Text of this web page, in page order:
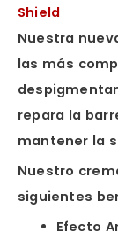
Shield
Nuestra
las más
repara la
mantener la
Nuestro
siguientes
Efecto